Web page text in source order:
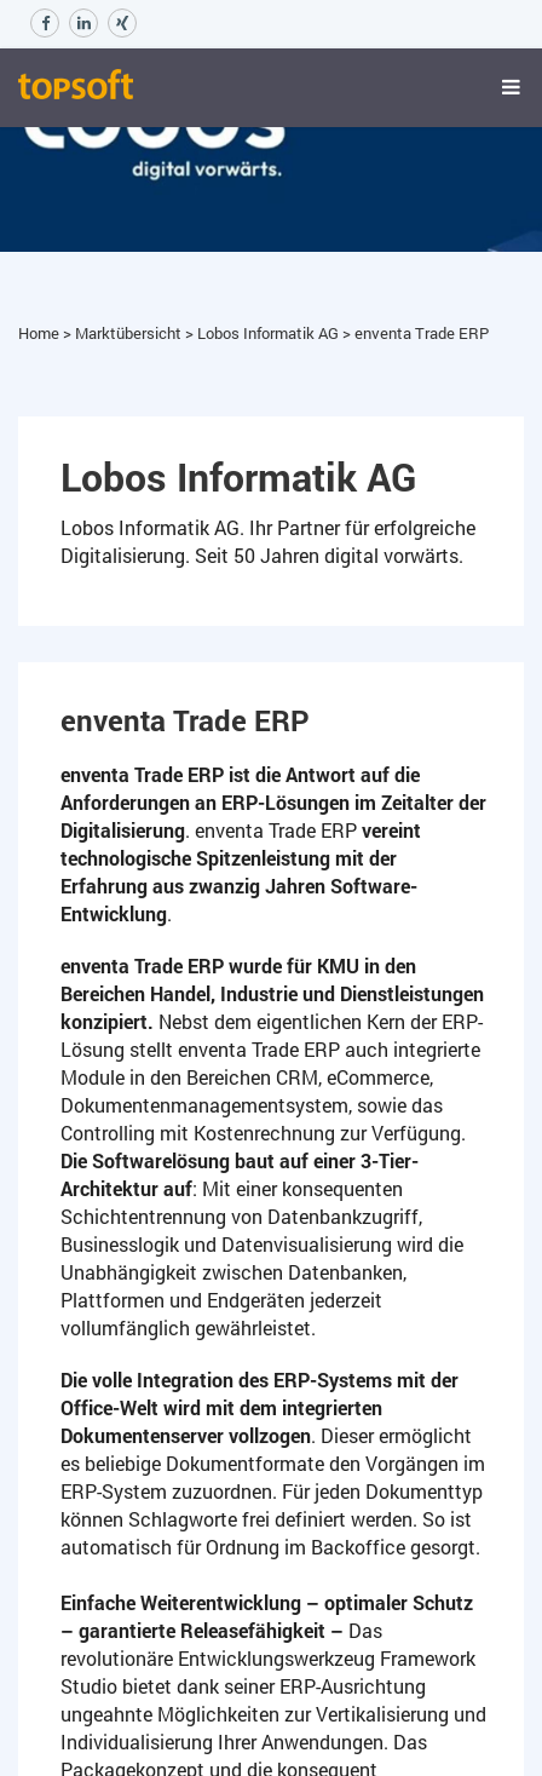
Home> Marktübersicht > Lobos Informatik AG >enventa Trade ERP
Lobos Informatik AG
Lobos Informatik AG. Ihr Partner für erfolgreiche
Digitalisierung. Seit 50 Jahren digital vorwärts.
enventa Trade ERP
enventa Trade ERP ist die Antwort auf die
Anforderungen an ERP-Lösungen im Zeitalter der
Digitalisierung. enventa Trade ERPvereint
technologische Spitzenleistung mit der
Erfahrung aus zwanzig Jahren Software-
Entwicklung.
enventa Trade ERP wurde für KMU in den
Bereichen Handel, Industrie und Dienstleistungen
konzipiert. Nebst dem eigentlichen Kern der ERP-
Lösung stellt enventa Trade ERP auch integrierte
Module in den Bereichen CRM, eCommerce,
Dokumentenmanagementsystem, sowie das
Controlling mit Kostenrechnung zur Verfügung.
Die Softwarelösung baut auf einer 3-Tier-
Architektur auf: Mit einer konsequenten
Schichtentrennung von Datenbankzugriff,
Businesslogik und Datenvisualisierung wird die
Unabhängigkeit zwischen Datenbanken,
Plattformen und Endgeräten jederzeit
vollumfänglich gewährleistet.
Die volle Integration des ERP-Systems mit der
Office-Welt wird mit dem integrierten
Dokumentenserver vollzogen. Dieser ermöglicht
es beliebige Dokumentformate den Vorgängen im
ERP-System zuzuordnen. Für jeden Dokumenttyp
können Schlagworte frei definiert werden. So ist
automatisch für Ordnung im Backoffice gesorgt.
Einfache Weiterentwicklung – optimaler Schutz
– garantierte Releasefähigkeit – Das
revolutionäre Entwicklungswerkzeug Framework
Studio bietet dank seiner ERP-Ausrichtung
ungeahnte Möglichkeiten zur Vertikalisierung und
Individualisierung Ihrer Anwendungen. Das
Packagekonzept und die konsequent